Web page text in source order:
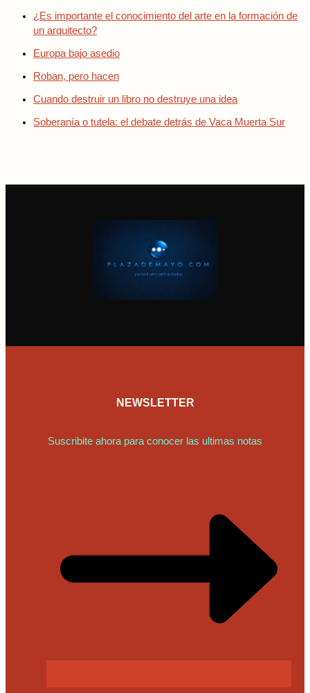
¿Es importante el conocimiento del arte en la formación de
un arquitecto?
Europa bajo asedio
Roban, pero hacen
Cuando destruir un libro no destruye una idea
Soberanía o tutela: el debate detrás de Vaca Muerta Sur
NEWSLETTER
Suscribite ahora para conocer las ultimas notas